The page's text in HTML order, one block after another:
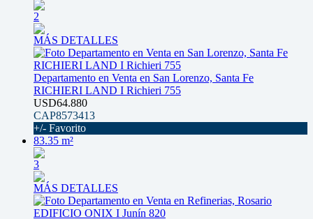
2
MÁS DETALLES
Departamento en Venta en San Lorenzo, Santa Fe
RICHIERI LAND I Richieri 755
USD64.880
CAP8573413
+/- Favorito
83.35 m²
3
MÁS DETALLES